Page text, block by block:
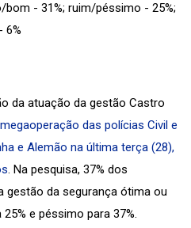
bom - 31%; ruim/péssimo - 25%;
6%
da atuação da gestão Castro
das polícias Civil e
e Alemão na última terça (28),
. Na pesquisa, 37% dos
gestão da segurança ótima ou
e péssimo para 37%.